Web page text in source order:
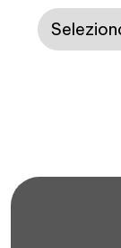
Archivi